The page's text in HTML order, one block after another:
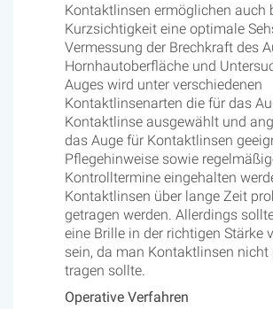
Kontaktlinsen ermöglichen auch
Kurzsichtigkeit eine optimale
Vermessung der Brechkraft des
Hornhautoberfläche und
Auges wird unter verschiedenen
Kontaktlinsenarten die für das
Kontaktlinse ausgewählt und
das Auge für Kontaktlinsen
Pflegehinweise sowie
Kontrolltermine eingehalten
Kontaktlinsen über lange Zeit
getragen werden. Allerdings
eine Brille in der richtigen Stärke
sein, da man Kontaktlinsen nicht
tragen sollte.
Operative Verfahren